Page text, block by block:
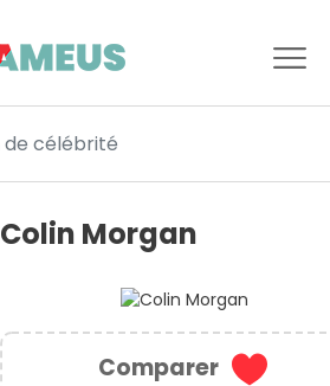
Colin Morgan
Comparer